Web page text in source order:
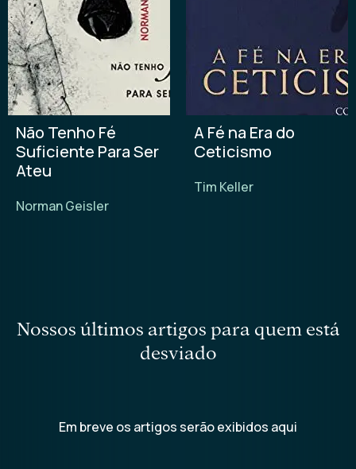
Não Tenho Fé
Suficiente Para Ser
Ateu
Norman Geisler
A Fé na Era do
Ceticismo
Tim Keller
nossos últimos artigos para quem está
desviado
Em breve os artigos serão exibidos aqui